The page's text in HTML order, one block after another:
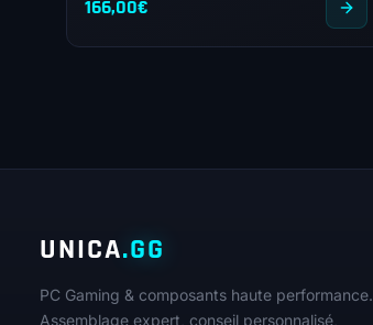
166,00€
UNICA.GG
PC Gaming & composants haute performance.
Assemblage expert, conseil personnalisé,